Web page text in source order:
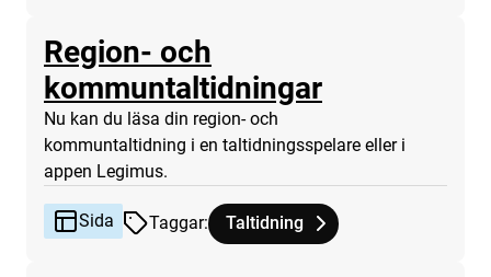
Region- och
kommuntaltidningarSida
Nu kan du läsa din region- och
kommuntaltidning i en taltidningsspelare eller i
appen Legimus.
Sida Taggar: Tagg
Taltidning
tillhör
Region- och kommuntaltidningar